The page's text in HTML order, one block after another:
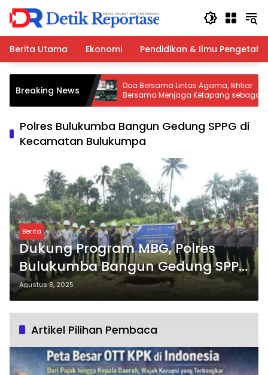
Langsung
konten
Berita Utama
Ekonomi Pendidikan & Ilmu
Breaking News
Umroh
Mendatang
Doa Bersama Lintas Agama, Ikhtiar
Bersama Menjaga Ketapang sebagai
Rumah Besar
Polres Bulukumba Bangun Gedung SPPG di
Kecamatan Bulukumpa
Berita
Dukung Program MBG, Polres
Bulukumba Bangun Gedung SPPG
di Kecamatan Bulukumpa
Agustus 8, 2025
Artikel Pilihan Pembaca